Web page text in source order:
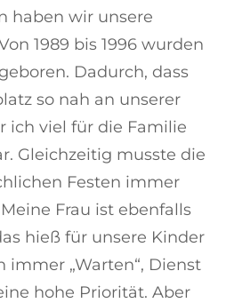
haben wir unsere
1989 bis 1996 wurden
Dadurch, dass
so nah an unserer
ich viel für die Familie
Gleichzeitig musste die
Festen immer
Frau ist ebenfalls
hieß für unsere Kinder
immer „Warten“, Dienst
hohe Priorität. Aber